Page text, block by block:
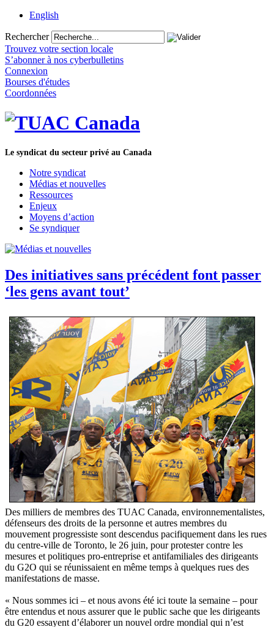
English
Rechercher
Trouvez votre section locale
S’abonner à nos cyberbulletins
Connexion
Bourses d'études
Coordonnées
Le syndicat du secteur privé au Canada
Notre syndicat
Médias et nouvelles
Ressources
Enjeux
Moyens d’action
Se syndiquer
Des initiatives sans précédent font passer
‘les gens avant tout’
Des milliers de membres des TUAC Canada, environnementalistes,
défenseurs des droits de la personne et autres membres du
mouvement progressiste sont descendus pacifiquement dans les rues
du centre-ville de Toronto, le 26 juin, pour protester contre les
mesures et politiques pro-entreprise et antifamiliales des dirigeants
du G2O qui se réunissaient en même temps à quelques rues des
manifestations de masse.
« Nous sommes ici – et nous avons été ici toute la semaine – pour
être entendus et nous assurer que le public sache que les dirigeants
du G20 essayent d’élaborer un nouvel ordre mondial qui n’est